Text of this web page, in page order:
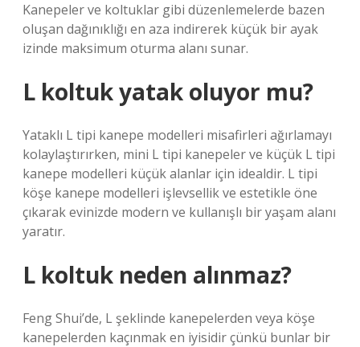
Kanepeler ve koltuklar gibi düzenlemelerde bazen
oluşan dağınıklığı en aza indirerek küçük bir ayak
izinde maksimum oturma alanı sunar.
L koltuk yatak oluyor mu?
Yataklı L tipi kanepe modelleri misafirleri ağırlamayı
kolaylaştırırken, mini L tipi kanepeler ve küçük L tipi
kanepe modelleri küçük alanlar için idealdir. L tipi
köşe kanepe modelleri işlevsellik ve estetikle öne
çıkarak evinizde modern ve kullanışlı bir yaşam alanı
yaratır.
L koltuk neden alınmaz?
Feng Shui’de, L şeklinde kanepelerden veya köşe
kanepelerden kaçınmak en iyisidir çünkü bunlar bir